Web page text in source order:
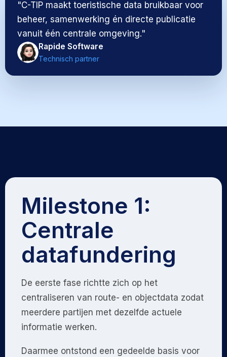
"C-TIP maakt toeristische data bruikbaar voor
beheer, samenwerking én directe publicatie
vanuit één centrale omgeving."
Rapide Software
Technisch partner
Milestone 1:
Centrale
datafundering
De eerste fase richtte zich op het
centraliseren van route- en objectdata zodat
meerdere partijen met dezelfde actuele
informatie werken.
Daarmee ontstond een gedeelde basis voor